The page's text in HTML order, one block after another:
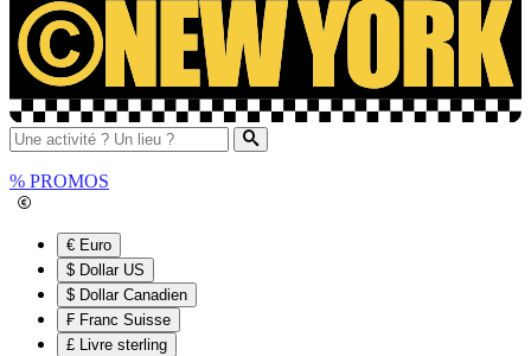
% PROMOS
€ Euro
$ Dollar US
$ Dollar Canadien
₣ Franc Suisse
£ Livre sterling